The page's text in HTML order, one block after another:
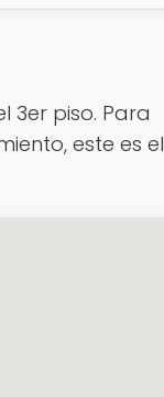
3er piso. Para
este es el